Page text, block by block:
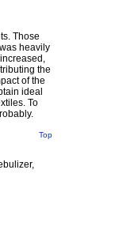
Those
heavily
the
of the
ideal
To
Top